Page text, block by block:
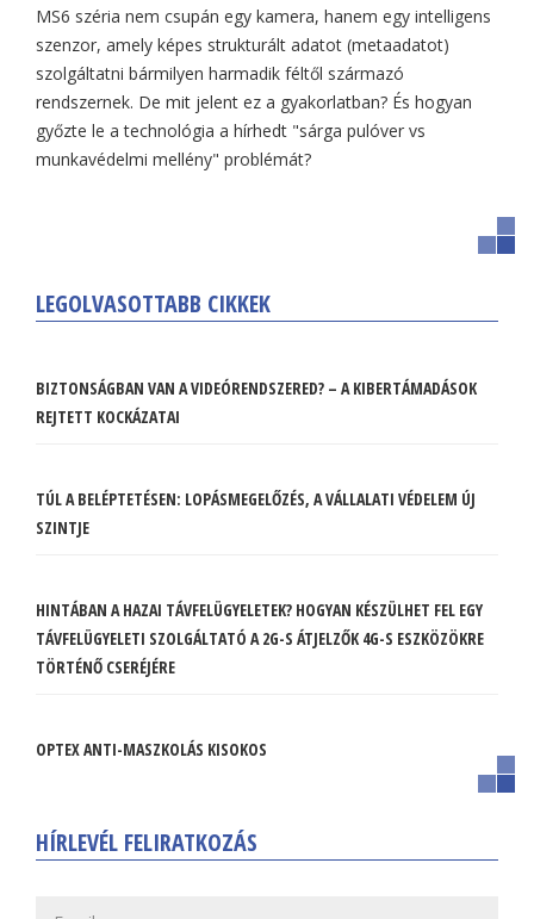
MS6 széria nem csupán egy kamera, hanem egy intelligens
szenzor, amely képes strukturált adatot (metaadatot)
szolgáltatni bármilyen harmadik féltől származó
rendszernek. De mit jelent ez a gyakorlatban? És hogyan
győzte le a technológia a hírhedt "sárga pulóver vs
munkavédelmi mellény" problémát?
LEGOLVASOTTABB CIKKEK
BIZTONSÁGBAN VAN A VIDEÓRENDSZERED? – A KIBERTÁMADÁSOK
REJTETT KOCKÁZATAI
TÚL A BELÉPTETÉSEN: LOPÁSMEGELŐZÉS, A VÁLLALATI VÉDELEM ÚJ
SZINTJE
HINTÁBAN A HAZAI TÁVFELÜGYELETEK? HOGYAN KÉSZÜLHET FEL EGY
TÁVFELÜGYELETI SZOLGÁLTATÓ A 2G-S ÁTJELZŐK 4G-S ESZKÖZÖKRE
TÖRTÉNŐ CSERÉJÉRE
OPTEX ANTI-MASZKOLÁS KISOKOS
HÍRLEVÉL FELIRATKOZÁS